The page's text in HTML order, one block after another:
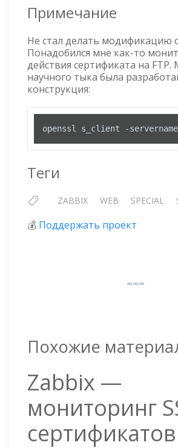
Примечание
Не стал делать модификацию
Понадобился мне как-то
действия сертификата на
научного тыка была
конструкция:
openssl s_client -
Теги
ZABBIX WEB SPECIAL
💰 Поддержать проект
Похожие
Zabbix —
мониторинг